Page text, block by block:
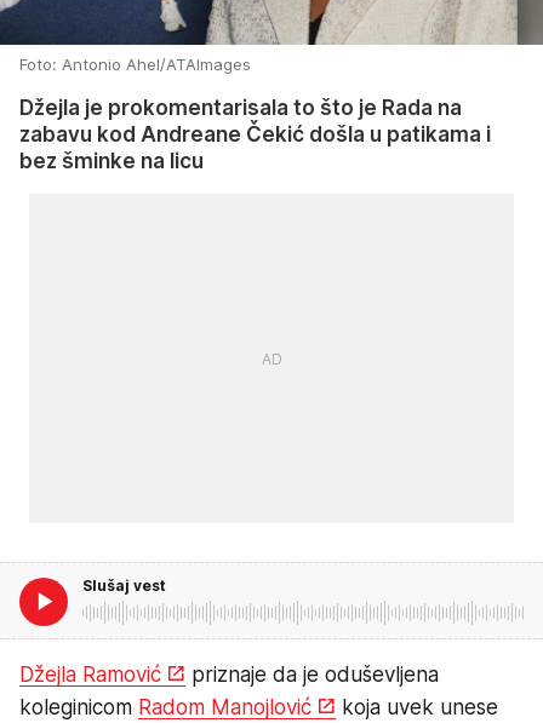
Foto: Antonio Ahel/ATAImages
Džejla je prokomentarisala to što je Rada na
zabavu kod Andreane Čekić došla u patikama i
bez šminke na licu
Slušaj vest
Džejla Ramović
priznaje da je oduševljena
koleginicom Radom Manojlović
koja uvek unese